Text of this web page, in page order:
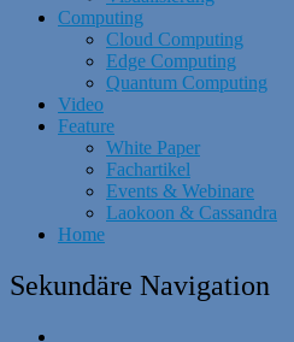
Computing
Cloud Computing
Edge Computing
Quantum Computing
Video
Feature
White Paper
Fachartikel
Events & Webinare
Laokoon & Cassandra
Home
Sekundäre Navigation